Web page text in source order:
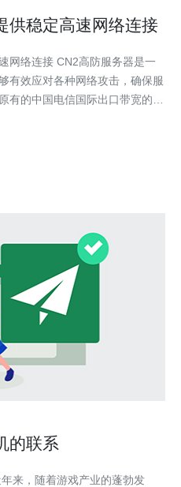
供稳定高速网络连接
防服务器是一
有效应对各种网络攻击，确保服
有的中国电信国际出口带宽的基
越的网络连接速度和稳定性，能
的联系
来，随着游戏产业的蓬勃发